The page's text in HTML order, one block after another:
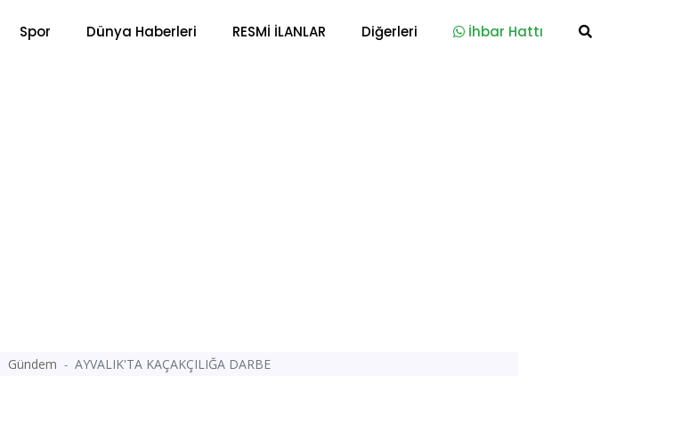
Spor Dünya Haberleri RESMİ İLANLAR Diğerleri İhbar Hattı
Gündem AYVALIK'TA KAÇAKÇILIĞA DARBE